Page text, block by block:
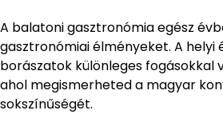
A balatoni gasztronómia egész
gasztronómiai élményeket. A helyi
borászatok különleges fogásokkal
ahol megismerheted a magyar
sokszínűségét.